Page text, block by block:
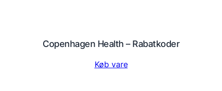
Copenhagen Health – Rabatkoder
Køb vare